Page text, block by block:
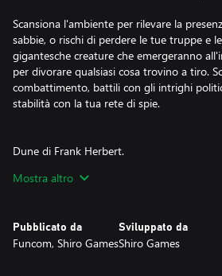
Scansiona l'ambiente per rilevare la
sabbie, o rischi di perdere le tue truppe e
gigantesche creature che emergeranno
per divorare qualsiasi cosa trovino a tiro.
combattimento, battili con gli intrighi
stabilità con la tua rete di spie.
Dune di Frank Herbert.
Vivi l'esperienza unica dell'universo di
Leto Atreides, il Barone Vladimir
Padishah Shaddam IV, Esmar Tuek e Liet
Mostra altro
Pubblicato da
Funcom, Shiro Games
Sviluppato da
Shiro Games